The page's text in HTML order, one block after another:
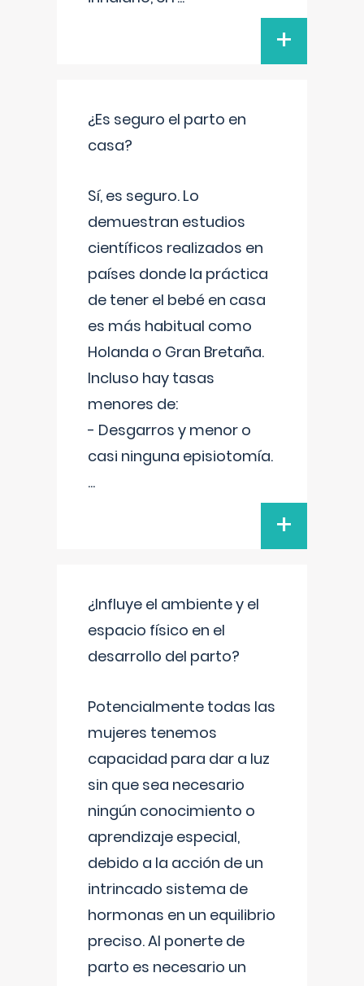
+
¿Es seguro el parto en
casa?
Sí, es seguro. Lo
demuestran estudios
científicos realizados en
países donde la práctica
de tener el bebé en casa
es más habitual como
Holanda o Gran Bretaña.
Incluso hay tasas
menores de:
- Desgarros y menor o
casi ninguna episiotomía.
...
+
¿Influye el ambiente y el
espacio físico en el
desarrollo del parto?
Potencialmente todas las
mujeres tenemos
capacidad para dar a luz
sin que sea necesario
ningún conocimiento o
aprendizaje especial,
debido a la acción de un
intrincado sistema de
hormonas en un equilibrio
preciso. Al ponerte de
parto es necesario un